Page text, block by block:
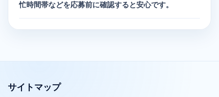
忙時間帯などを応募前に確認すると安心です。
サイトマップ